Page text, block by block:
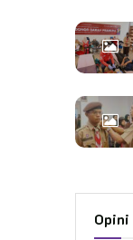
Opini